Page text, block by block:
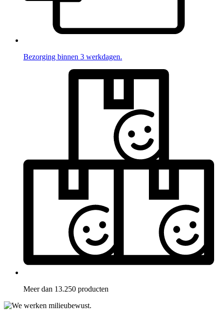
Bezorging binnen 3 werkdagen.
Meer dan 13.250 producten